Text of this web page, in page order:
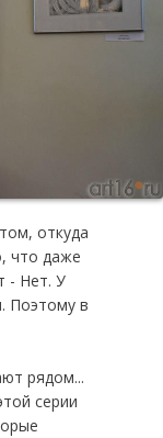
откуда
что даже
- Нет. У
Поэтому в
рядом...
серии